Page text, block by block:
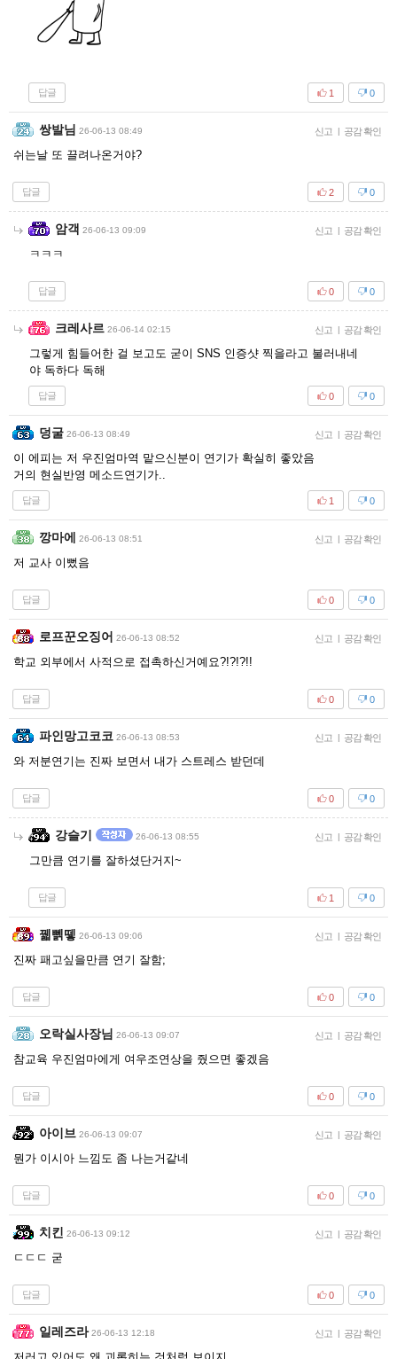
답글 0
1
쌍발님 26-06-13 08:49 신고 | 공감 확인
쉬는날 또 끌려나온거야?
답글 0
2
암객 26-06-13 09:09 신고 | 공감 확인
ㅋㅋㅋ
답글 0
0
크레사르 26-06-14 02:15 신고 | 공감 확인
그렇게 힘들어한 걸 보고도 굳이 SNS 인증샷 찍을라고 불러내네
야 독하다 독해
답글 0
0
덩굴 26-06-13 08:49 신고 | 공감 확인
이 에피는 저 우진엄마역 맡으신분이 연기가 확실히 좋았음
거의 현실반영 메소드연기가..
답글 0
1
깡마에 26-06-13 08:51 신고 | 공감 확인
저 교사 이뻤음
답글 0
0
로프꾼오징어 26-06-13 08:52 신고 | 공감 확인
학교 외부에서 사적으로 접촉하신거예요?!?!?!!
답글 0
0
파인망고코코 26-06-13 08:53 신고 | 공감 확인
와 저분연기는 진짜 보면서 내가 스트레스 받던데
답글 0
0
강슬기 26-06-13 08:55 신고 | 공감 확인
그만큼 연기를 잘하셨단거지~
답글 0
1
꿻뻵뗗 26-06-13 09:06 신고 | 공감 확인
진짜 패고싶을만큼 연기 잘함;
답글 0
0
오락실사장님 26-06-13 09:07 신고 | 공감 확인
참교육 우진엄마에게 여우조연상을 줬으면 좋겠음
답글 0
0
아이브 26-06-13 09:07 신고 | 공감 확인
뭔가 이시아 느낌도 좀 나는거같네
답글 0
0
치킨 26-06-13 09:12 신고 | 공감 확인
ㄷㄷㄷ 굳
답글 0
0
일레즈라 26-06-13 12:18 신고 | 공감 확인